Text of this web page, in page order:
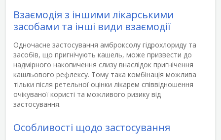
Взаємодія з іншими лікарськими
засобами та інші види взаємодії
Одночасне застосування амброксолу гідрохлориду та
засобів, що пригнічують кашель, може призвести до
надмірного накопичення слизу внаслідок пригнічення
кашльового рефлексу. Тому така комбінація можлива
тільки після ретельної оцінки лікарем співвідношення
очікуваної користі та можливого ризику від
застосування.
Особливості щодо застосування